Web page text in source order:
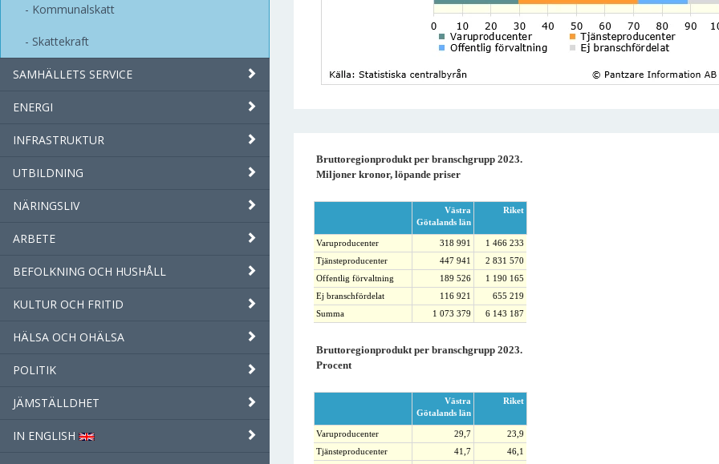
Kommunalskatt
Skattekraft
SAMHÄLLETS SERVICE
ENERGI
INFRASTRUKTUR
UTBILDNING
NÄRINGSLIV
ARBETE
BEFOLKNING OCH HUSHÅLL
KULTUR OCH FRITID
HÄLSA OCH OHÄLSA
POLITIK
JÄMSTÄLLDHET
IN ENGLISH
Bruttoregionprodukt per branschgrupp 2023.
Miljoner kronor, löpande priser
Västra
Götalands län
Riket
Varuproducenter 318 991
1 466 233
Tjänsteproducenter
447 941
2 831 570
Offentlig förvaltning
189 526
1 190 165
Ej branschfördelat
116 921
655 219
Summa
1 073 379 6 143 187
Bruttoregionprodukt per branschgrupp 2023.
Procent
Västra
Götalands län
Riket
Varuproducenter 29,7
23,9
Tjänsteproducenter
41,7 46,1